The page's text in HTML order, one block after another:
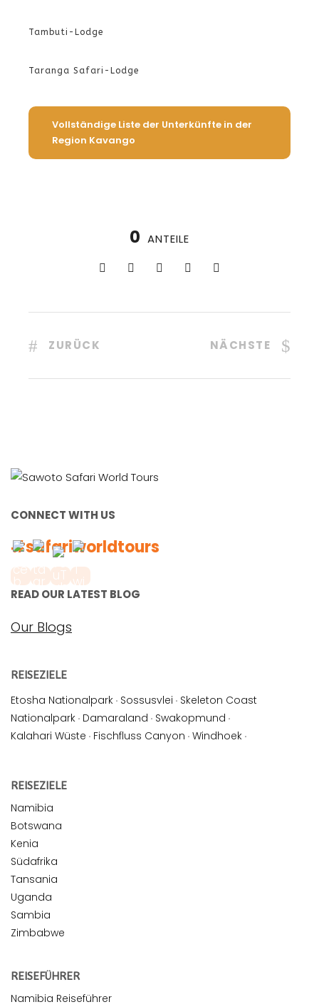
Tambuti-Lodge
Taranga Safari-Lodge
Vollständige Liste der Unterkünfte in der
Region Kavango
0 ANTEILE
ZURÜCK NÄCHSTE
CONNECT WITH US
#safariworldtours
READ OUR LATEST BLOG
Our Blogs
REISEZIELE
Etosha Nationalpark · Sossusvlei · Skeleton Coast
Nationalpark · Damaraland · Swakopmund ·
Kalahari Wüste · Fischfluss Canyon · Windhoek ·
REISEZIELE
Namibia
Botswana
Kenia
Südafrika
Tansania
Uganda
Sambia
Zimbabwe
REISEFÜHRER
Namibia Reiseführer